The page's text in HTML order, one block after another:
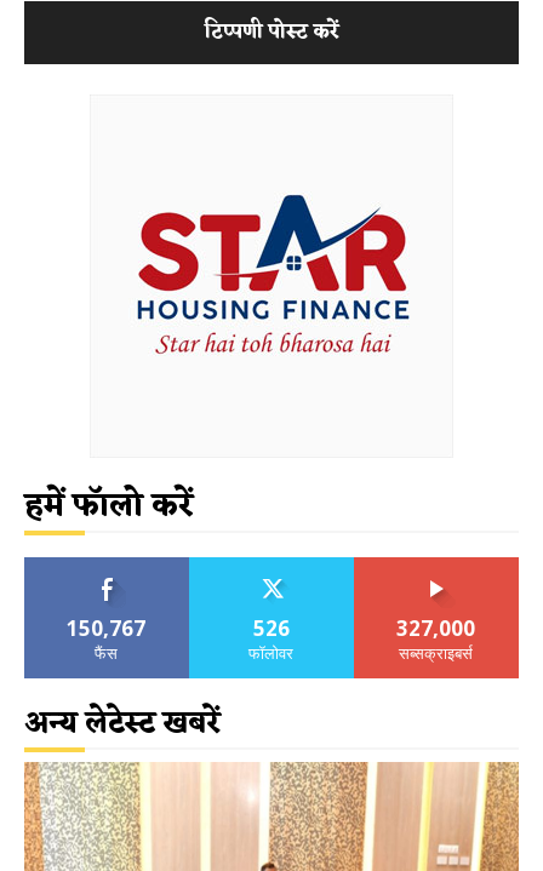
हमें फॉलो करें
150,767
फैंस
526
फॉलोवर
327,000
सब्सक्राइबर्स
अन्य लेटेस्ट खबरें